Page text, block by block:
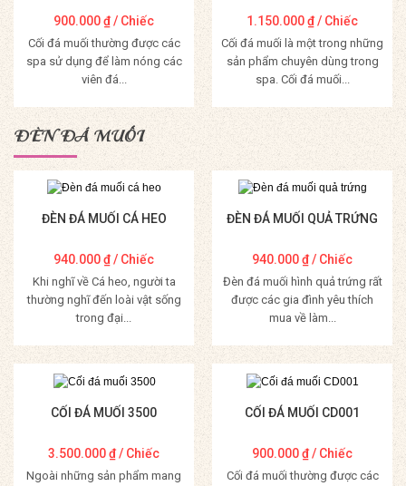
900.000₫/ Chiếc
Cối đá muối thường được các
spa sử dụng để làm nóng các
viên đá...
Mua Hàng
1.150.000₫/ Chiếc
Cối đá muối là một trong những
sản phẩm chuyên dùng trong
spa. Cối đá muối...
Mua Hàng
ĐÈN ĐÁ MUỐI
ĐÈN ĐÁ MUỐI CÁ HEO
940.000₫/ Chiếc
Khi nghĩ về Cá heo, người ta
thường nghĩ đến loài vật sống
trong đại...
Mua Hàng
ĐÈN ĐÁ MUỐI QUẢ TRỨNG
940.000₫/ Chiếc
Đèn đá muối hình quả trứng rất
được các gia đình yêu thích
mua về làm...
Mua Hàng
CỐI ĐÁ MUỐI 3500
3.500.000₫/ Chiếc
Ngoài những sản phẩm mang
CỐI ĐÁ MUỐI CD001
900.000₫/ Chiếc
Cối đá muối thường được các